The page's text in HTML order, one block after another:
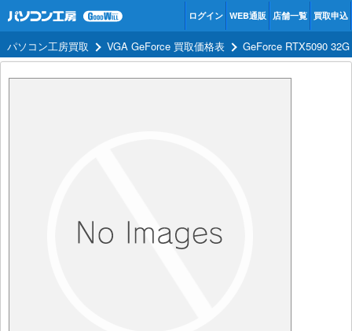
ログイン WEB通販 店舗一覧 買取申込
パソコン工房買取 VGA GeForce 買取価格表 GeForce RTX5090